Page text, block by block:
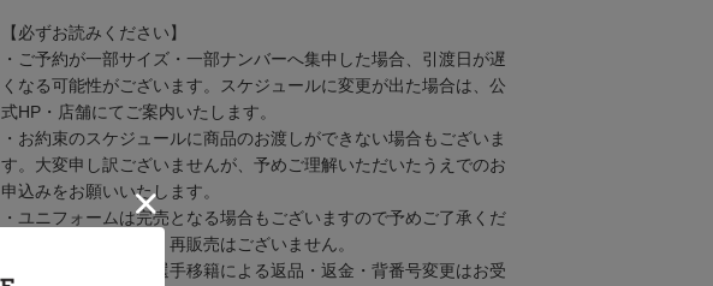
【必ずお読みください】
・ご予約が一部サイズ・一部ナンバーへ集中した場合、引渡日が遅
くなる可能性がございます。スケジュールに変更が出た場合は、公
式HP・店舗にてご案内いたします。
・お約束のスケジュールに商品のお渡しができない場合もございま
す。大変申し訳ございませんが、予めご理解いただいたうえでのお
申込みをお願いいたします。
・ユニフォームは完売となる場合もございますので予めご了承くだ
さい。完売した場合、再販売はございません。
・商品お受取り後の選手移籍による返品・返金・背番号変更はお受